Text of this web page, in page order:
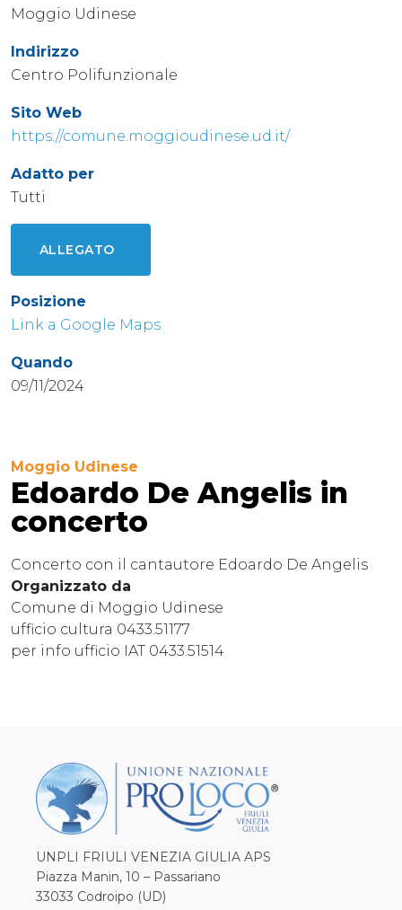
Moggio Udinese
Indirizzo
Centro Polifunzionale
Sito Web
https://comune.moggioudinese.ud.it/
Adatto per
Tutti
ALLEGATO
Posizione
Link a Google Maps
Quando
09/11/2024
Moggio Udinese
Edoardo De Angelis in
concerto
Concerto con il cantautore Edoardo De Angelis
Organizzato da
Comune di Moggio Udinese
ufficio cultura 0433.51177
per info ufficio IAT 0433.51514
UNPLI FRIULI VENEZIA GIULIA APS
Piazza Manin, 10 – Passariano
33033 Codroipo (UD)